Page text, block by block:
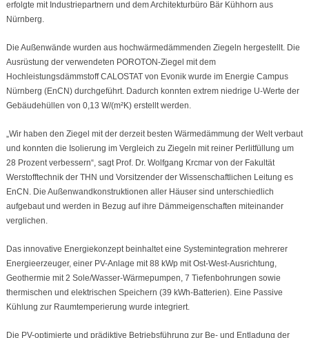
erfolgte mit Industriepartnern und dem Architekturbüro Bär Kühhorn aus
Nürnberg.
Die Außenwände wurden aus hochwärmedämmenden Ziegeln hergestellt. Die
Ausrüstung der verwendeten POROTON-Ziegel mit dem
Hochleistungsdämmstoff CALOSTAT von Evonik wurde im Energie Campus
Nürnberg (EnCN) durchgeführt. Dadurch konnten extrem niedrige U-Werte der
Gebäudehüllen von 0,13 W/(m²K) erstellt werden.
„Wir haben den Ziegel mit der derzeit besten Wärmedämmung der Welt verbaut
und konnten die Isolierung im Vergleich zu Ziegeln mit reiner Perlitfüllung um
28 Prozent verbessern“, sagt Prof. Dr. Wolfgang Krcmar von der Fakultät
Werstofftechnik der THN und Vorsitzender der Wissenschaftlichen Leitung es
EnCN. Die Außenwandkonstruktionen aller Häuser sind unterschiedlich
aufgebaut und werden in Bezug auf ihre Dämmeigenschaften miteinander
verglichen.
Das innovative Energiekonzept beinhaltet eine Systemintegration mehrerer
Energieerzeuger, einer PV-Anlage mit 88 kWp mit Ost-West-Ausrichtung,
Geothermie mit 2 Sole/Wasser-Wärmepumpen, 7 Tiefenbohrungen sowie
thermischen und elektrischen Speichern (39 kWh-Batterien). Eine Passive
Kühlung zur Raumtemperierung wurde integriert.
Die PV-optimierte und prädiktive Betriebsführung zur Be- und Entladung der